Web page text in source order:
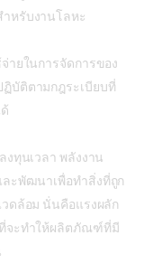
หรับงานโลหะ
ายในการจัดการของ
บัติตามกฎระเบียบที่
งทุนเวลา พลังงาน
ะพัฒนาเพื่อทำสิ่งที่ถูก
ดล้อม นั่นคือแรงผลัก
ที่จะทำให้ผลิตภัณฑ์ที่มี